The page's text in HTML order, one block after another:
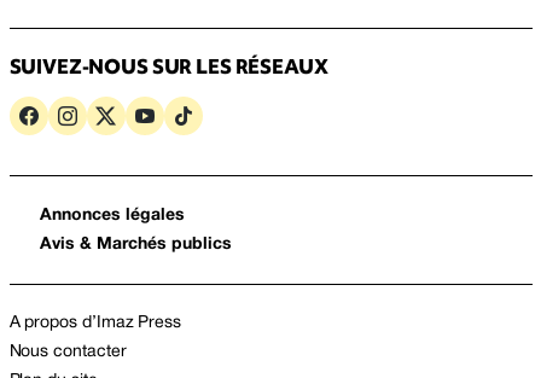
SUIVEZ-NOUS SUR LES RÉSEAUX
Annonces légales
Avis & Marchés publics
A propos d’Imaz Press
Nous contacter